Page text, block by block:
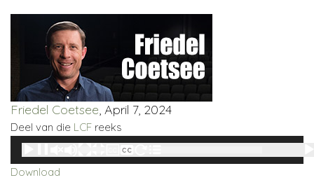
Friedel Coetsee, April 7, 2024
Deel van die LCF reeks
Audio
Player
Download